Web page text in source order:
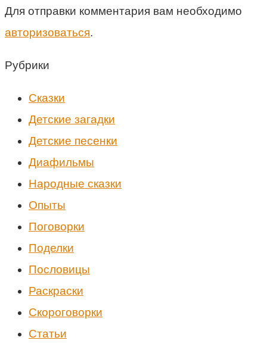
Для отправки комментария вам необходимо
авторизоваться.
Рубрики
Cказки
Детские загадки
Детские песенки
Диафильмы
Народные сказки
Опыты
Поговорки
Поделки
Пословицы
Раскраски
Скороговорки
Статьи